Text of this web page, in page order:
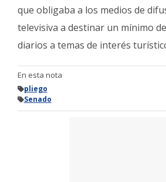
que obligaba a los medios de
televisiva a destinar un mínimo
diarios a temas de interés
En esta nota
pliego
Senado